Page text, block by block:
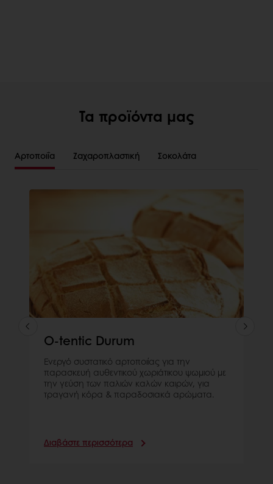
Τα προϊόντα μας
Αρτοποιΐα Ζαχαροπλαστική Σοκολάτα
O-tentic Durum
Ενεργό συστατικό αρτοποιίας για την
παρασκευή αυθεντικού χωριάτικου ψωμιού με
την γεύση των παλιών καλών καιρών, για
τραγανή κόρα & παραδοσιακά αρώματα.
Διαβάστε περισσότερα